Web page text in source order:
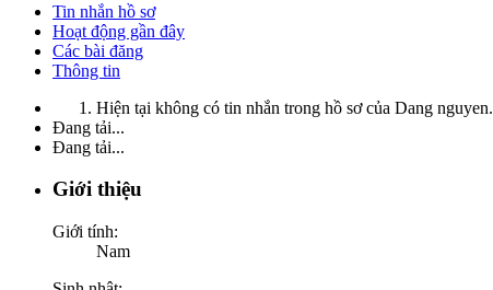
Tin nhắn hồ sơ
Hoạt động gần đây
Các bài đăng
Thông tin
Hiện tại không có tin nhắn trong hồ sơ của Dang nguyen.
Đang tải...
Đang tải...
Giới thiệu
Giới tính:
Nam